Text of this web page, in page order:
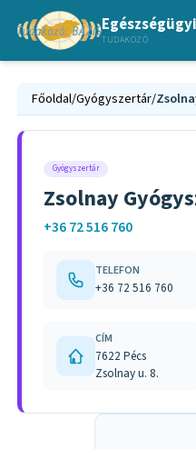
Egészségügyi
TUDAKOZÓ
Főoldal/Gyógyszertár/
Gyógyszertár
Zsolnay
+36 72 516 760
TELEFON
+36 72 516 760
CÍM
7622 Pécs
Zsolnay u. 8.